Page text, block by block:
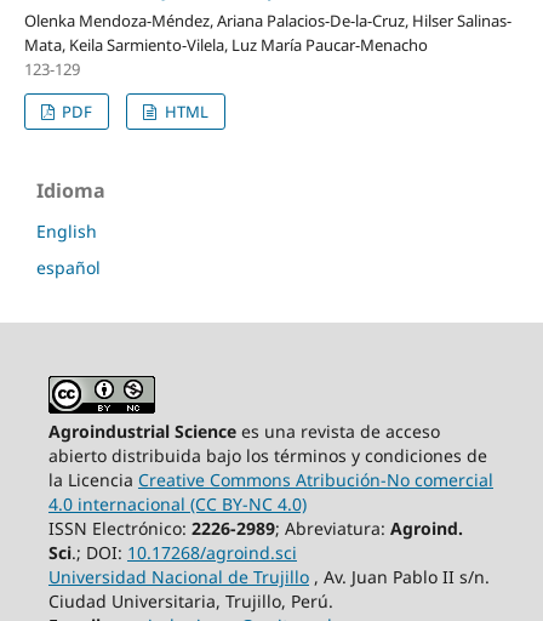
Olenka Mendoza-Méndez, Ariana Palacios-De-la-Cruz, Hilser Salinas-
Mata, Keila Sarmiento-Vilela, Luz María Paucar-Menacho
123-129
PDF
HTML
Idioma
English
español
Agroindustrial Sciencees una revista de acceso
abierto distribuida bajo los términos y condiciones de
la Licencia Creative Commons Atribución-No comercial
4.0 internacional (CC BY-NC 4.0)
ISSN Electrónico: 2226-2989; Abreviatura: Agroind.
Sci.; DOI: 10.17268/agroind.sci
Universidad Nacional de Trujillo, Av. Juan Pablo II s/n.
Ciudad Universitaria, Trujillo, Perú.